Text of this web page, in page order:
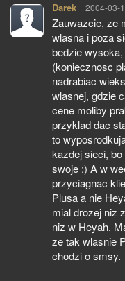
Darek pisze:
2004-03-
Zauwazcie, ze
wlasna i poza
bedzie
(koniecznosc
nadrabiac
wlasnej, gdzie
cene moliby
przyklad dac
to
kazdej sieci,
swoje :) A w
przyciagnac
Plusa a nie
mial drozej niz
niz w Heyah.
ze tak wlasnie
chodzi o smsy.